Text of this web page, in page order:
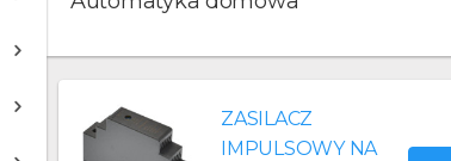
ZASILACZ
IMPULSOWY NA